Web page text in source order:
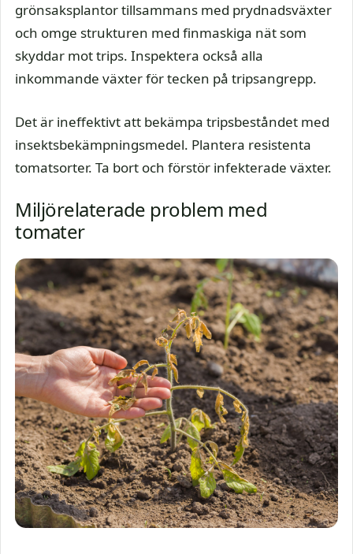
grönsaksplantor tillsammans med prydnadsväxter
och omge strukturen med finmaskiga nät som
skyddar mot trips. Inspektera också alla
inkommande växter för tecken på tripsangrepp.
Det är ineffektivt att bekämpa tripsbeståndet med
insektsbekämpningsmedel. Plantera resistenta
tomatsorter. Ta bort och förstör infekterade växter.
Miljörelaterade problem med
tomater